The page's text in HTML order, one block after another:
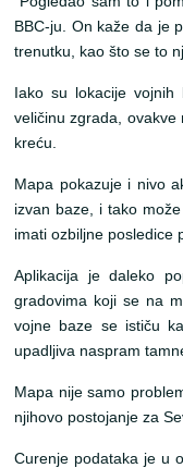
BBC-ju. On kaže da je
trenutku, kao što se to
Iako su lokacije
veličinu zgrada, ovakve
kreću.
Mapa pokazuje i nivo
izvan baze, i tako
imati ozbiljne posledice
Aplikacija je daleko
gradovima koji se na
vojne baze se ističu
upadljiva naspram
Mapa nije samo
njihovo postojanje za
Curenje podataka je u